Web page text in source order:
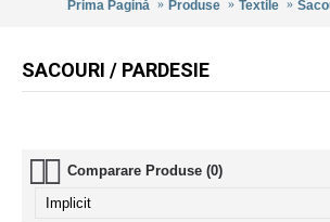
Prima Pagină Produse Textile
SACOURI / PARDESIE
Comparare Produse (0)